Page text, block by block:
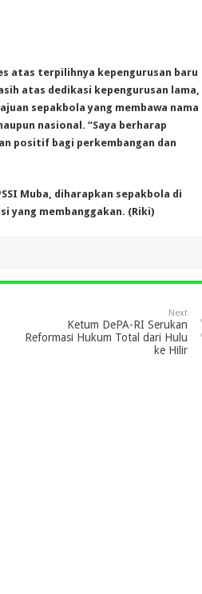
atas terpilihnya kepengurusan baru
atas dedikasi kepengurusan lama,
sepakbola yang membawa nama
nasional. “Saya berharap
positif bagi perkembangan dan
Muba, diharapkan sepakbola di
yang membanggakan. (Riki)
Next
Ketum DePA-RI Serukan
Reformasi Hukum Total dari Hulu
ke Hilir